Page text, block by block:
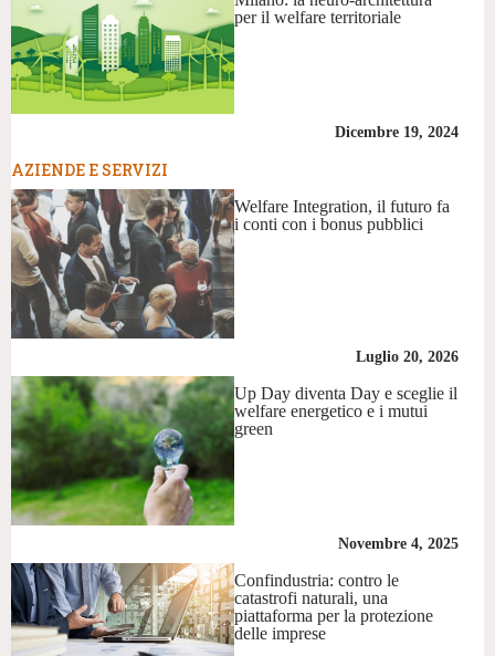
per il welfare territoriale
Dicembre 19, 2024
AZIENDE E SERVIZI
Welfare Integration, il futuro fa
i conti con i bonus pubblici
Luglio 20, 2026
Up Day diventa Day e sceglie il
welfare energetico e i mutui
green
Novembre 4, 2025
Confindustria: contro le
catastrofi naturali, una
piattaforma per la protezione
delle imprese